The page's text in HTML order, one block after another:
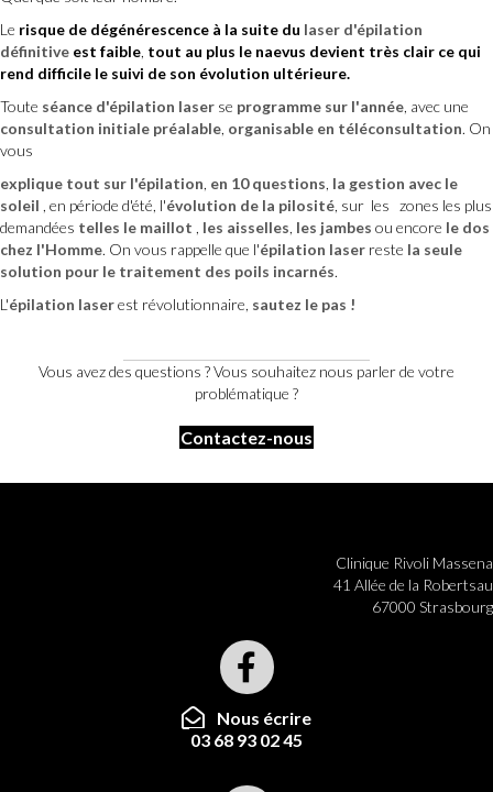
Le risque de dégénérescence à la suite du laser d'épilation
définitive est faible, tout au plus le naevus devient très clair ce qui
rend difficile le suivi de son évolution ultérieure.
Toute séance d'épilation laser se programme sur l'année, avec une
consultation initiale préalable, organisable en téléconsultation. On
vous
explique tout sur l'épilation, en 10 questions, la gestion avec le
soleil , en période d'été, l'évolution de la pilosité, sur les zones les plus
demandées telles le maillot , les aisselles, les jambes ou encore le dos
chez l'Homme. On vous rappelle que l'épilation laser reste la seule
solution pour le traitement des poils incarnés.
L'épilation laserest révolutionnaire, sautez le pas !
Vous avez des questions ? Vous souhaitez nous parler de votre
problématique ?
Contactez-nous
Clinique Rivoli Massena
41 Allée de la Robertsau
67000 Strasbourg
Nous écrire
03 68 93 02 45